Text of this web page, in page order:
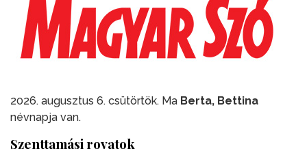
2026. augusztus 6. csütörtök. Ma Berta, Bettina
névnapja van.
Szenttamási rovatok